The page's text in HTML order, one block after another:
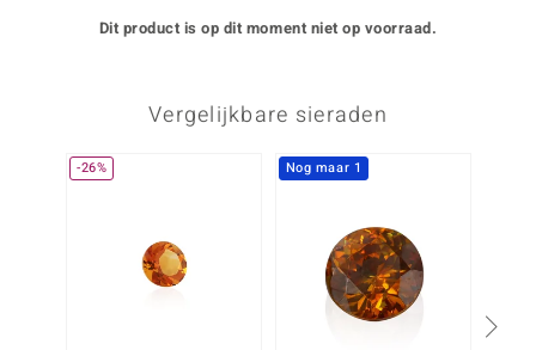
Dit product is op dit moment niet op voorraad.
Vergelijkbare sieraden
-26% Nog maar 1